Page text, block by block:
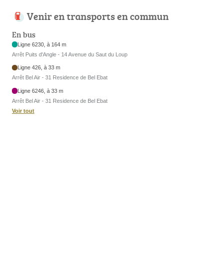
Venir en transports en commun
En bus
Ligne 6230, à 164 m
Arrêt Puits d'Angle - 14 Avenue du Saut du Loup
Ligne 426, à 33 m
Arrêt Bel Air - 31 Residence de Bel Ebat
Ligne 6246, à 33 m
Arrêt Bel Air - 31 Residence de Bel Ebat
Voir tout